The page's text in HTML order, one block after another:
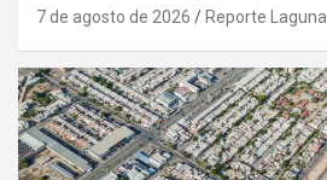
7 de agosto de 2026 Reporte Laguna